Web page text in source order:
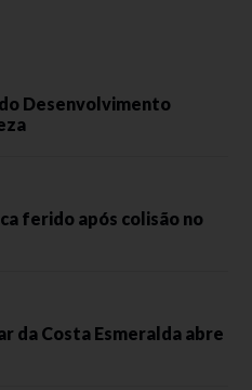
Desenvolvimento
ferido após colisão no
da Costa Esmeralda abre